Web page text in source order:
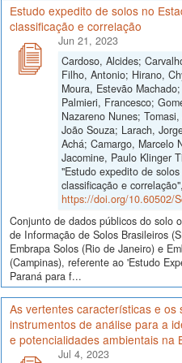
Estudo expedito de solos no
classificação e correlação
Jun 21, 2023
Cardoso, Alcides;
Filho, Antonio; Hirano,
Moura, Estevão
Palmieri, Francesco;
Nazareno Nunes;
João Souza; Larach,
Achá; Camargo, Marcelo
Jacomine, Paulo Klinger
"Estudo expedito de
classificação e correlação",
https://doi.org/10.60502/
Conjunto de dados públicos do solo
de Informação de Solos Brasileiros
Embrapa Solos (Rio de Janeiro) e
(Campinas), referente ao 'Estudo
Paraná para f...
As vertentes características e os
instrumentos de análise para a
e potencialidades ambientais na
Jul 4, 2023